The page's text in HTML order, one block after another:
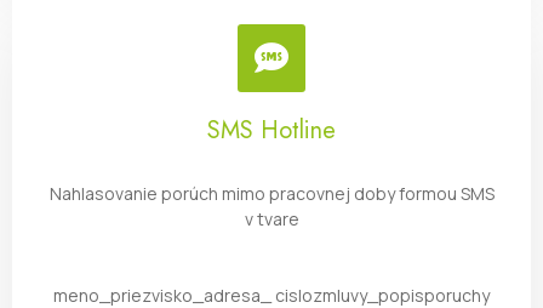
SMS Hotline
Nahlasovanie porúch mimo pracovnej doby formou SMS
v tvare
meno_priezvisko_adresa_ cislozmluvy_popisporuchy